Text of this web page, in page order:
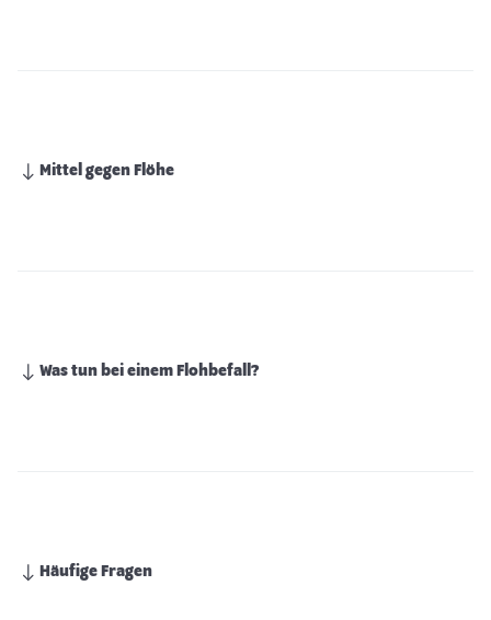
Mittel gegen Flöhe
Was tun bei einem Flohbefall?
Häufige Fragen